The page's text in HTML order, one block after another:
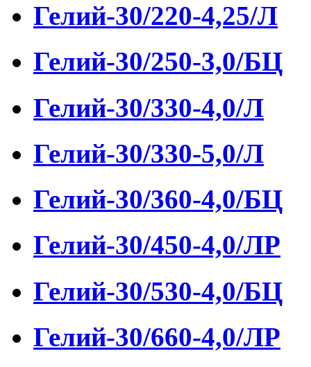
Гелий-30/220-4,25/Л
Гелий-30/250-3,0/БЦ
Гелий-30/330-4,0/Л
Гелий-30/330-5,0/Л
Гелий-30/360-4,0/БЦ
Гелий-30/450-4,0/ЛР
Гелий-30/530-4,0/БЦ
Гелий-30/660-4,0/ЛР